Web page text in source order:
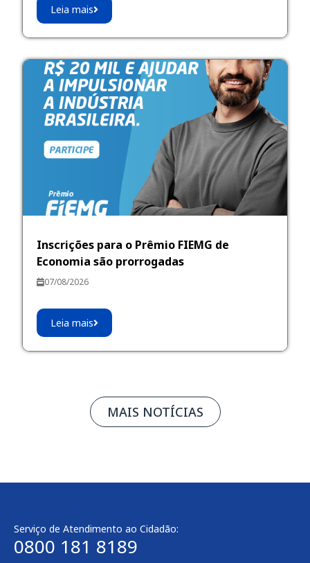
Leia mais
Inscrições para o Prêmio FIEMG de
Economia são prorrogadas
07/08/2026
Leia mais
MAIS NOTÍCIAS
Serviço de Atendimento ao Cidadão:
0800 181 8189